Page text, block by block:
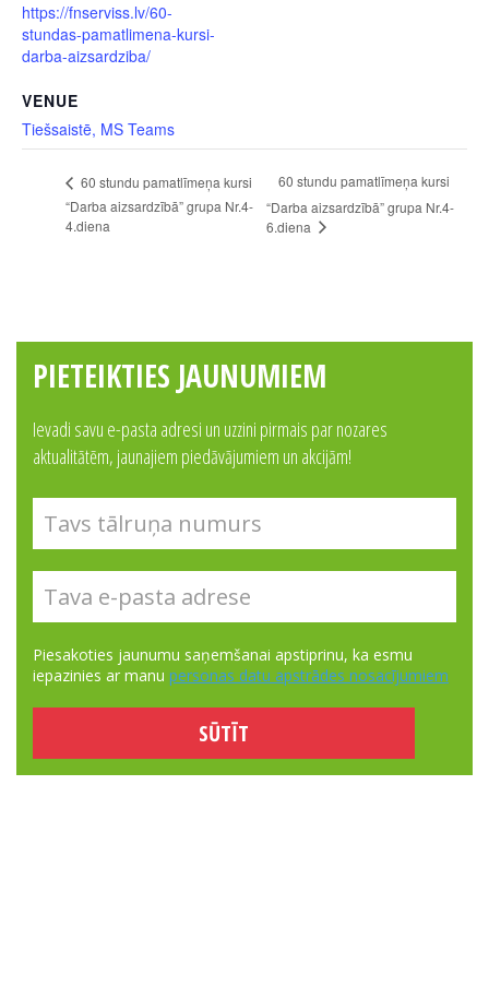
https://fnserviss.lv/60-
stundas-pamatlimena-kursi-
darba-aizsardziba/
VENUE
Tiešsaistē, MS Teams
60 stundu pamatlīmeņa kursi
“Darba aizsardzībā” grupa Nr.4-
4.diena
60 stundu pamatlīmeņa kursi
“Darba aizsardzībā” grupa Nr.4-
6.diena
PIETEIKTIES JAUNUMIEM
Ievadi savu e-pasta adresi un uzzini pirmais par nozares
aktualitātēm, jaunajiem piedāvājumiem un akcijām!
Piesakoties jaunumu saņemšanai apstiprinu, ka esmu
iepazinies ar manu personas datu apstrādes nosacījumiem